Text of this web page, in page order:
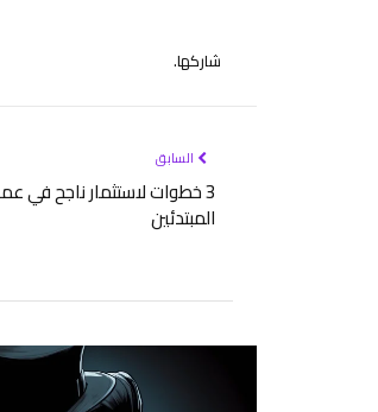
شاركها.
السابق
3 خطوات لاستثمار ناجح في
المبتدئين